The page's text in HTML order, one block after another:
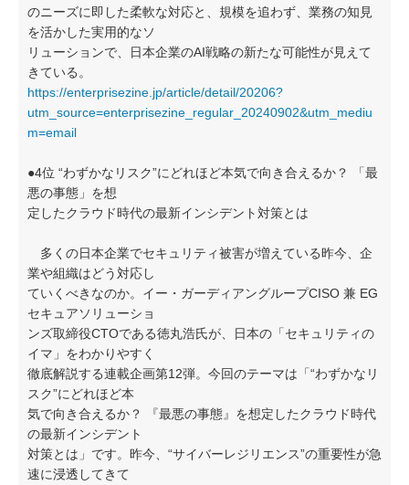
のニーズに即した柔軟な対応と、規模を追わず、業務の知見
を活かした実用的なソ
リューションで、日本企業のAI戦略の新たな可能性が見えて
きている。
https://enterprisezine.jp/article/detail/20206?
utm_source=enterprisezine_regular_20240902&utm_mediu
m=email
●4位 “わずかなリスク”にどれほど本気で向き合えるか？ 「最
悪の事態」を想
定したクラウド時代の最新インシデント対策とは
多くの日本企業でセキュリティ被害が増えている昨今、企
業や組織はどう対応し
ていくべきなのか。イー・ガーディアングループCISO 兼 EG
セキュアソリューショ
ンズ取締役CTOである徳丸浩氏が、日本の「セキュリティの
イマ」をわかりやすく
徹底解説する連載企画第12弾。今回のテーマは「“わずかなリ
スク”にどれほど本
気で向き合えるか？ 『最悪の事態』を想定したクラウド時代
の最新インシデント
対策とは」です。昨今、“サイバーレジリエンス”の重要性が急
速に浸透してきて